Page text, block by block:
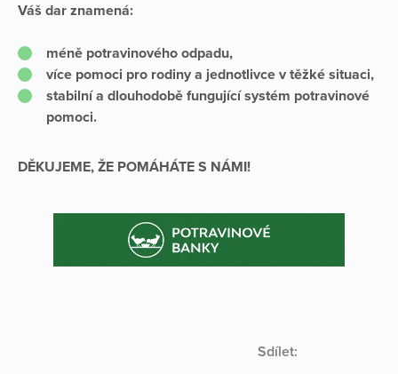
Váš dar znamená:
méně potravinového odpadu,
více pomoci pro rodiny a jednotlivce v těžké situaci,
stabilní a dlouhodobě fungující systém potravinové
pomoci.
DĚKUJEME, ŽE POMÁHÁTE S NÁMI!
Sdílet: